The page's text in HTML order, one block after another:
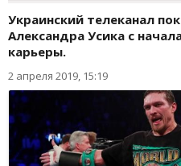
Украинский телеканал
Александра Усика с
карьеры.
2 апреля 2019, 15:19